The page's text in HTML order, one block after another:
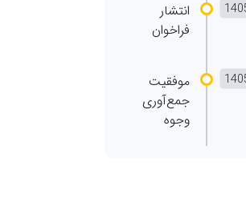
انتشار
فراخوان
موفقیت
جمع‌آوری
وجوه